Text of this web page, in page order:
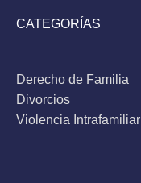
CATEGORÍAS
Derecho de Familia
Divorcios
Violencia Intrafamiliar